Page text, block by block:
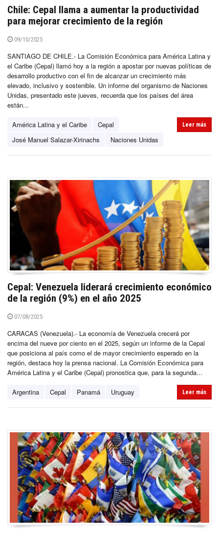
Chile: Cepal llama a aumentar la productividad
para mejorar crecimiento de la región
09/10/2025
SANTIAGO DE CHILE.- La Comisión Económica para América Latina y
el Caribe (Cepal) llamó hoy a la región a apostar por nuevas políticas de
desarrollo productivo con el fin de alcanzar un crecimiento más
elevado, inclusivo y sostenible. Un informe del organismo de Naciones
Unidas, presentado este jueves, recuerda que los países del área
están...
América Latina y el Caribe
Cepal
José Manuel Salazar-Xirinachs
Naciones Unidas
Leer más
Cepal: Venezuela liderará crecimiento económico
de la región (9%) en el año 2025
07/08/2025
CARACAS (Venezuela).- La economía de Venezuela crecerá por
encima del nueve por ciento en el 2025, según un informe de la Cepal
que posiciona al país como el de mayor crecimiento esperado en la
región, destaca hoy la prensa nacional. La Comisión Económica para
América Latina y el Caribe (Cepal) pronostica que, para la segunda...
Argentina Cepal Panamá Uruguay Leer más